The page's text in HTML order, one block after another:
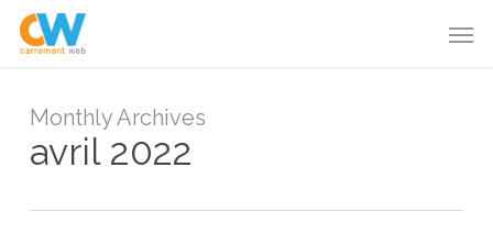
Skip
Monthly Archives
avril 2022